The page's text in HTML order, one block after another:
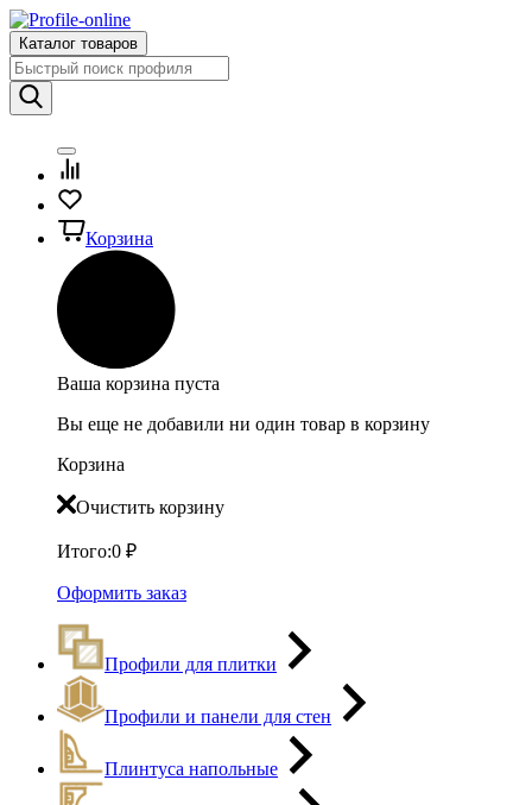
Каталог товаров
Корзина
Ваша корзина пуста
Вы еще не добавили ни один товар в корзину
Корзина
Очистить корзину
Итого:0 ₽
Оформить заказ
Профили для плитки
Профили и панели для стен
Плинтуса напольные